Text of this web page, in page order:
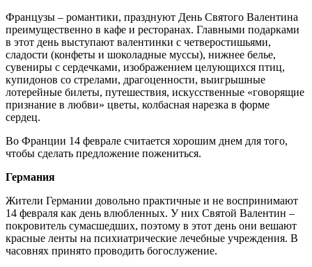
Французы – романтики, празднуют День Святого Валентина
преимущественно в кафе и ресторанах. Главными подарками
в этот день выступают валентинки с четверостишьями,
сладости (конфеты и шоколадные муссы), нижнее белье,
сувениры с сердечками, изображением целующихся птиц,
купидонов со стрелами, драгоценности, выигрышные
лотерейные билеты, путешествия, искусственные «говорящие
признание в любви» цветы, колбасная нарезка в форме
сердец.
Во Франции 14 феврале считается хорошим днем для того,
чтобы сделать предложение пожениться.
Германия
Жители Германии довольно практичные и не воспринимают
14 февраля как день влюбленных. У них Святой Валентин –
покровитель сумасшедших, поэтому в этот день они вешают
красные ленты на психиатрические лечебные учреждения. В
часовнях принято проводить богослужение.